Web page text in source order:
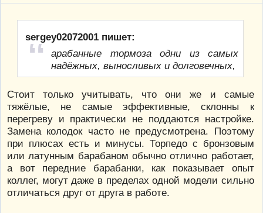
sergey02072001 пишет:
арабанные тормоза одни из самых
надёжных, выносливых и долговечных,
Стоит только учитывать, что они же и самые
тяжёлые, не самые эффективные, склонны к
перегреву и практически не поддаются настройке.
Замена колодок часто не предусмотрена. Поэтому
при плюсах есть и минусы. Торпедо с бронзовым
или латунным барабаном обычно отлично работает,
а вот передние барабанки, как показывает опыт
коллег, могут даже в пределах одной модели сильно
отличаться друг от друга в работе.